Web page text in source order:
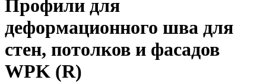
Профили для
деформационного шва для
стен, потолков и фасадов
WPK (R)